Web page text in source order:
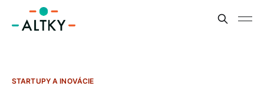
STARTUPY A INOVÁCIE